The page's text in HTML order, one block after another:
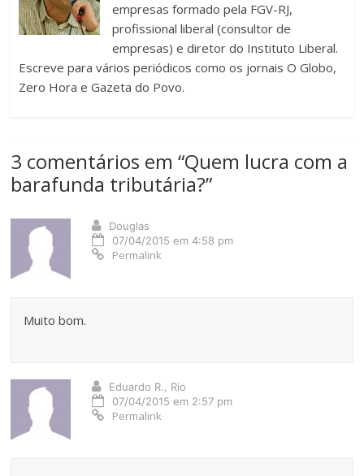
empresas formado pela FGV-RJ,
profissional liberal (consultor de
empresas) e diretor do Instituto Liberal.
Escreve para vários periódicos como os jornais O Globo,
Zero Hora e Gazeta do Povo.
3 comentários em “Quem lucra com a
barafunda tributária?”
Douglas
07/04/2015 em 4:58 pm
Permalink
Muito bom.
Eduardo R., Rio
07/04/2015 em 2:57 pm
Permalink